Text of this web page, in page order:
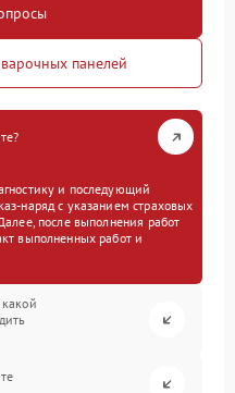
панелей
и последующий
наряд с указанием страховых
после выполнения работ
выполненных работ и